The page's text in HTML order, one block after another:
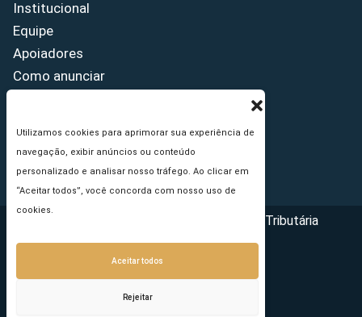
Utilizamos cookies para aprimorar sua experiência de
navegação, exibir anúncios ou conteúdo
personalizado e analisar nosso tráfego. Ao clicar em
“Aceitar todos”, você concorda com nosso uso de
cookies.
Aceitar todos
Rejeitar
Institucional
Equipe
Apoiadores
Como anunciar
Princípios Editoriais
Copyright © 2026 - Portal da Reforma Tributária